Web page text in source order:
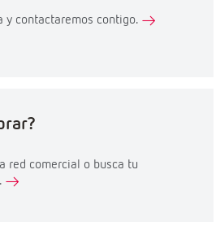
y contactaremos contigo.
red comercial o busca tu